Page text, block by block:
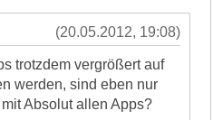
(20.05.2012, 19:08)
trotzdem vergrößert auf
werden, sind eben nur
Absolut allen Apps?